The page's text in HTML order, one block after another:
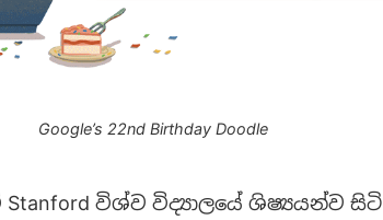
Google’s 22nd Birthday Doodle
විශ්ව විද්‍යාලයේ ශිෂ්‍යයන්ව සිටි